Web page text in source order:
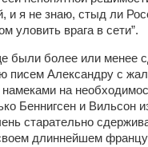
и я не знаю, стыд ли
уловить врага в сети”.
были более или менее
писем Александру с
на
Беннигсен и Вильсон
старательно
длиннейшем